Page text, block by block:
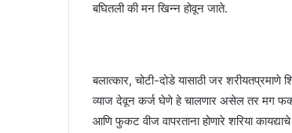
बघितली की मन खिन्न होवून जाते.
बलात्कार, चोटी-दोडे यासाठी जर
व्याज देवून कर्ज घेणे हे चालणार असेल तर मग
आणि फुकट वीज वापरताना होणारे शरिया